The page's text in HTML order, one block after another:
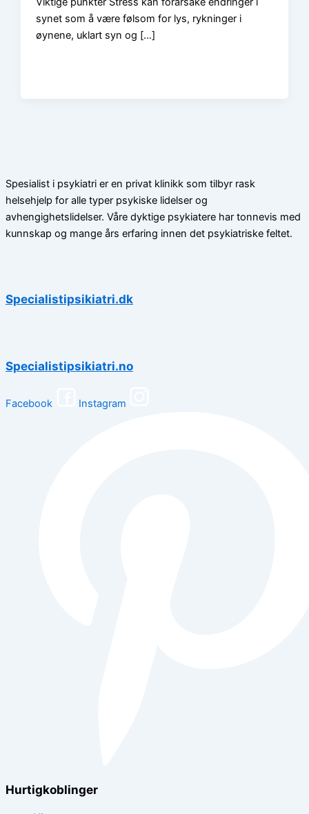
synet som å være følsom for lys, rykninger i
øynene, uklart syn og […]
Spesialist i psykiatri er en privat klinikk som tilbyr rask
helsehjelp for alle typer psykiske lidelser og
avhengighetslidelser. Våre dyktige psykiatere har tonnevis med
kunnskap og mange års erfaring innen det psykiatriske feltet.
Specialistipsikiatri.dk
Specialistipsikiatri.no
Facebook Instagram
Hurtigkoblinger